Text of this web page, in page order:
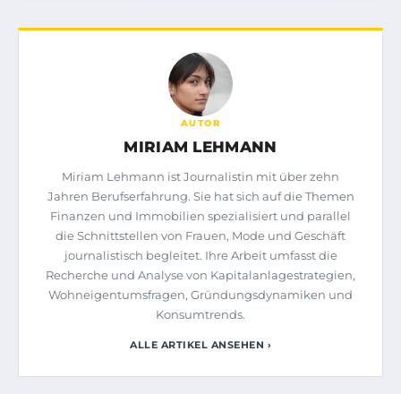
AUTOR
MIRIAM LEHMANN
Miriam Lehmann ist Journalistin mit über zehn
Jahren Berufserfahrung. Sie hat sich auf die Themen
Finanzen und Immobilien spezialisiert und parallel
die Schnittstellen von Frauen, Mode und Geschäft
journalistisch begleitet. Ihre Arbeit umfasst die
Recherche und Analyse von Kapitalanlagestrategien,
Wohneigentumsfragen, Gründungsdynamiken und
Konsumtrends.
ALLE ARTIKEL ANSEHEN ›